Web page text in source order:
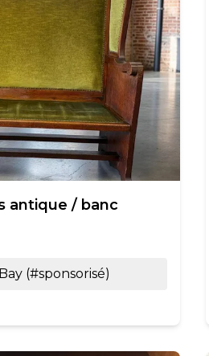
antique / banc
(#sponsorisé)